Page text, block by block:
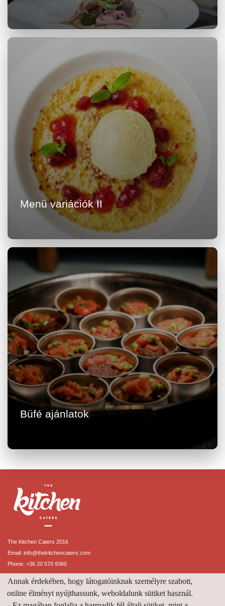
Részletek megtekintése
Menü variációk II
Részletek megtekintése
Büfé ajánlatok
The Kitchen Caters 2016
Email: info@thekitchencaters.com
Phone: +36 20 570 9360
Privacy Policy|Adatvédelmi Tájékoztató és Folyamatleírás
Annak érdekében, hogy látogatóinknak személyre szabott,
online élményt nyújthassunk, weboldalunk sütiket használ.